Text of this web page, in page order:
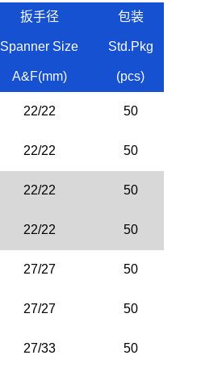
扳手径 包装
Spanner Size Std.Pkg
A&F(mm) (pcs)
22/22 50
22/22 50
22/22 50
22/22 50
27/27 50
27/27 50
27/33 50